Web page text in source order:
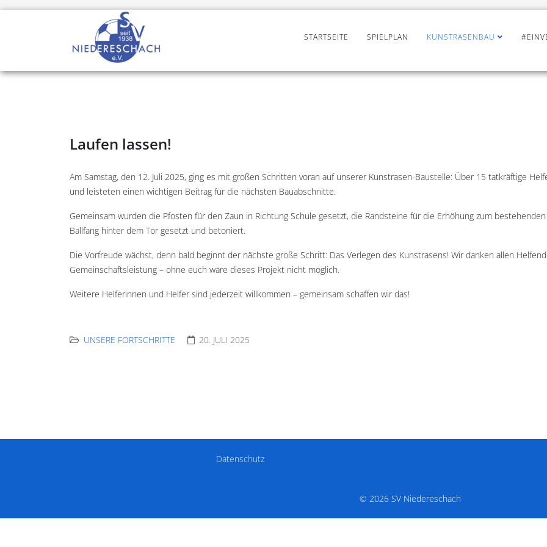
STARTSEITE SPIELPLAN KUNSTRASENBAU
Laufen lassen!
Am Samstag, den 12. Juli 2025, ging es mit großen Schritten voran auf unserer Kunstrasen-Baustelle: Über 15 tatkräftige
und leisteten einen wichtigen Beitrag für die nächsten Bauabschnitte.
Gemeinsam wurden die Pfosten für den Zaun in Richtung Schule gesetzt, die Randsteine für die Erhöhung zum
Ballfang hinter dem Tor gesetzt und betoniert.
Die Vorfreude wächst, denn bald beginnt der nächste große Schritt: Das Verlegen des Kunstrasens! Wir danken allen
Gemeinschaftsleistung – ohne euch wäre dieses Projekt nicht möglich.
Weitere Helferinnen und Helfer sind jederzeit willkommen – gemeinsam schaffen wir das!
UNSERE FORTSCHRITTE 20. JULI 2025
Datenschutz
© 2026 SV Niedereschach